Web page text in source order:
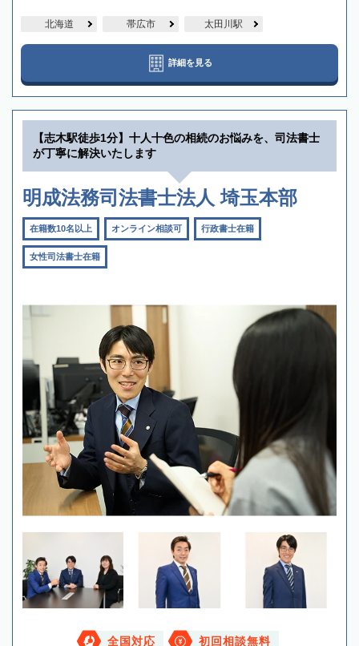
北海道 帯広市 太田川駅
詳細を見る
【志木駅徒歩1分】十人十色の相続のお悩みを、司法書士
が丁寧に解決いたします
明成法務司法書士法人 埼玉本部
在籍数10名以上 オンライン相談可 行政書士在籍
女性司法書士在籍
全国対応 初回相談無料